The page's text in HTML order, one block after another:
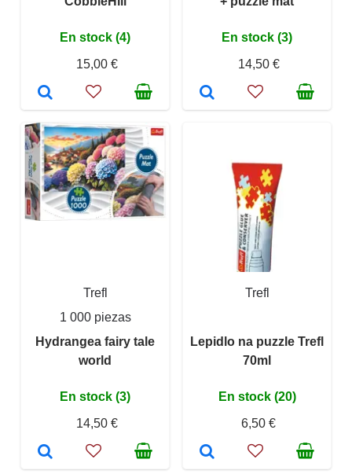
En stock (4)
15,00 €
En stock (3)
14,50 €
Trefl
1 000 piezas
Hydrangea fairy tale
world
En stock (3)
14,50 €
Trefl
Lepidlo na puzzle Trefl
70ml
En stock (20)
6,50 €